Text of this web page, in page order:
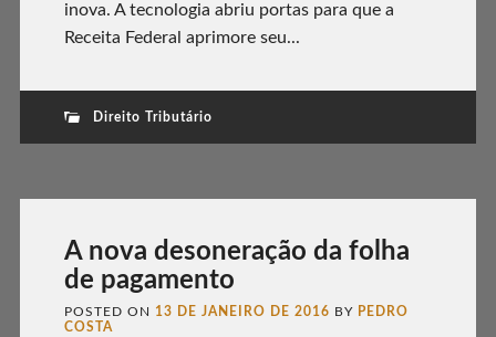
inova. A tecnologia abriu portas para que a
Receita Federal aprimore seu...
Direito Tributário
A nova desoneração da folha
de pagamento
POSTED ON 13 DE JANEIRO DE 2016 BY PEDRO
COSTA